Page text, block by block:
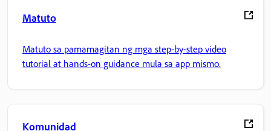
Matuto
Matuto sa pamamagitan ng mga step-by-step video
tutorial at hands-on guidance mula sa app mismo.
Komunidad